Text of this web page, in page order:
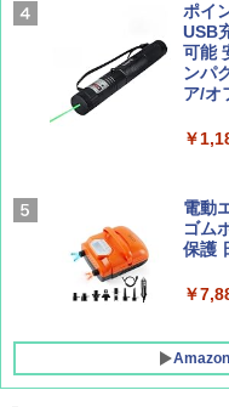
集】
￥
新し
解く
￥
ーテ
簡単
ュ
￥
イド
ッシ
￥-
ポイ
USB
可能
ンパ
ア/オ
￥
電動
ゴム
保護
￥